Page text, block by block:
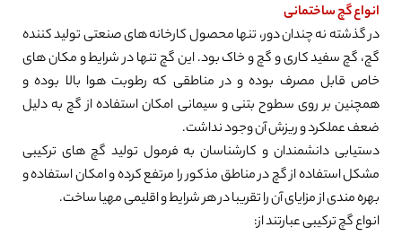
انواع گچ ساختمانی
در گذشته نه چندان دور، تنها محصول کارخانه های صنعتی تولید کننده
گچ، گچ سفید کاری و گچ و خاک بود. این گچ تنها در شرایط و مکان های
خاص قابل مصرف بوده و در مناطقی که رطوبت هوا بالا بوده و
همچنین بر روی سطوح بتنی و سیمانی امکان استفاده از گچ به دلیل
ضعف عملکرد و ریزش آن وجود نداشت.
دستیابی دانشمندان و کارشناسان به فرمول تولید گچ های ترکیبی
مشکل استفاده از گچ در مناطق مذکور را مرتفع کرده و امکان استفاده و
بهره مندی از مزایای آن را تقریبا در هر شرایط و اقلیمی مهیا ساخت.
انواع گچ ترکیبی عبارتند از: